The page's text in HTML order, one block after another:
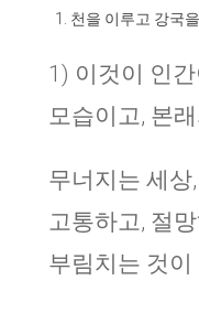
천을 이루고 강국
1) 이것이 인
모습이고, 본
무너지는 세상
고통하고, 절
부림치는 것이